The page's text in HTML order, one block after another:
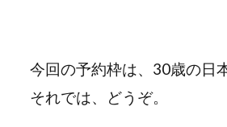
今回の予約枠は、30歳の日
それでは、どうぞ。